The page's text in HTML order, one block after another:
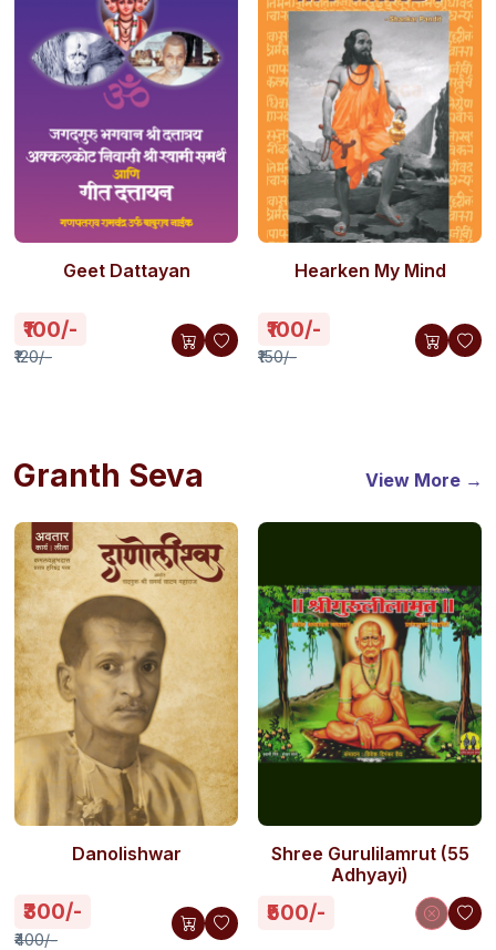
Geet Dattayan
₹100/-
₹120/-
Hearken My Mind
₹100/-
₹150/-
Granth Seva View More →
Danolishwar
₹300/-
₹400/-
Shree Gurulilamrut (55
Adhyayi)
₹500/-